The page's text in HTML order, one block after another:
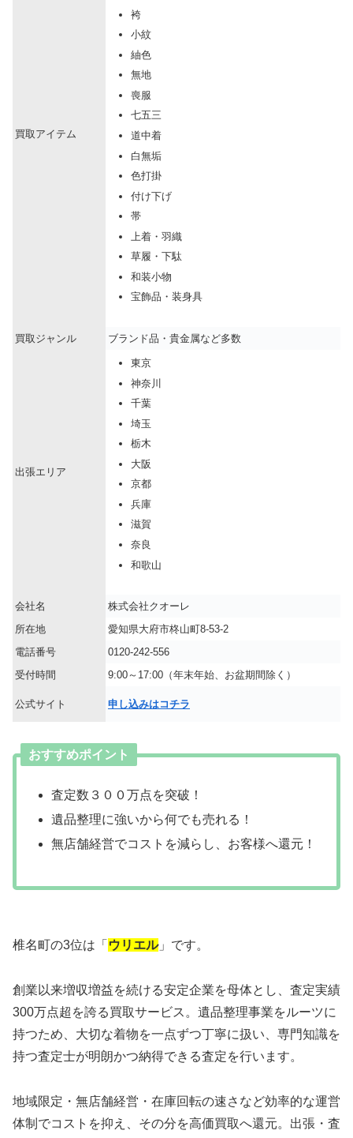
買取アイテム
袴
小紋
紬色
無地
喪服
七五三
道中着
白無垢
色打掛
付け下げ
帯
上着・羽織
草履・下駄
和装小物
宝飾品・装身具
買取ジャンル ブランド品・貴金属など多数
出張エリア
東京
神奈川
千葉
埼玉
栃木
大阪
京都
兵庫
滋賀
奈良
和歌山
会社名
株式会社クオーレ
所在地
愛知県大府市柊山町8-53-2
電話番号
0120-242-556
受付時間
9:00～17:00（年末年始、お盆期間除く）
公式サイト 申し込みはコチラ
おすすめポイント
査定数３００万点を突破！
遺品整理に強いから何でも売れる！
無店舗経営でコストを減らし、お客様へ還元！
椎名町の3位は「 ウリエル」です。
創業以来増収増益を続ける安定企業を母体とし、査定実績
300万点超を誇る買取サービス。遺品整理事業をルーツに
持つため、大切な着物を一点ずつ丁寧に扱い、専門知識を
持つ査定士が明朗かつ納得できる査定を行います。
地域限定・無店舗経営・在庫回転の速さなど効率的な運営
体制でコストを抑え、その分を高価買取へ還元。出張・査